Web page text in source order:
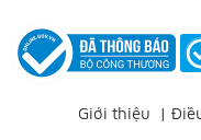
Giới thiệu |